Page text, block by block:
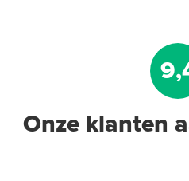
Onze klanten